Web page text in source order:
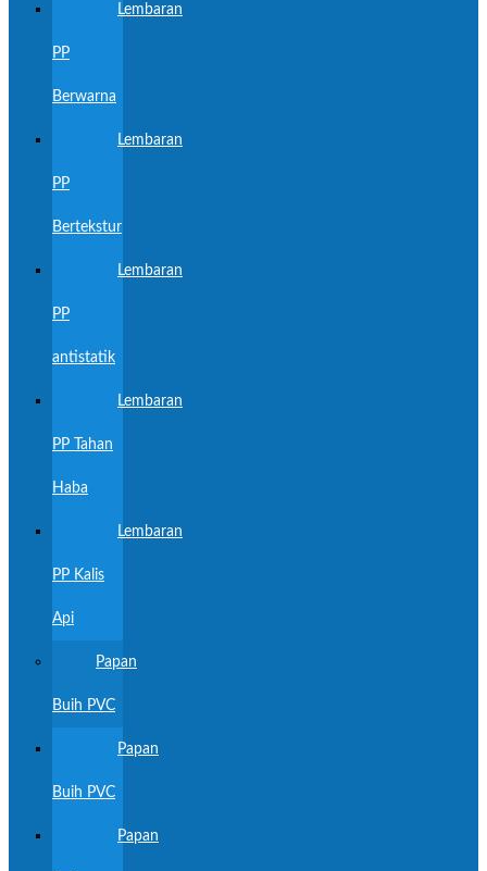
Lembaran
PP
Berwarna
Lembaran
PP
Bertekstur
Lembaran
PP
antistatik
Lembaran
PP Tahan
Haba
Lembaran
PP Kalis
Api
Papan
Buih PVC
Papan
Buih PVC
Papan